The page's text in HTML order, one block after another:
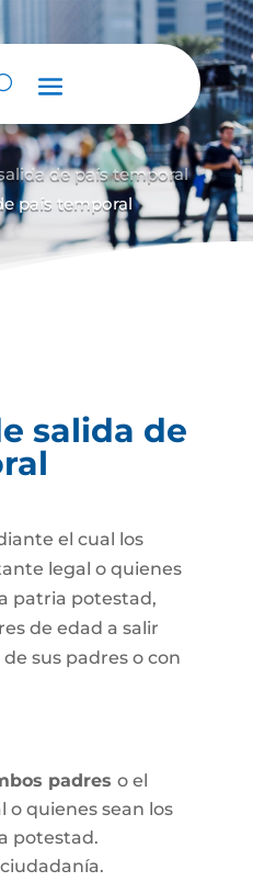
de país temporal
país temporal
salida de
el cual los
legal o quienes
patria potestad,
de edad a salir
sus padres o con
padres o el
quienes sean los
potestad.